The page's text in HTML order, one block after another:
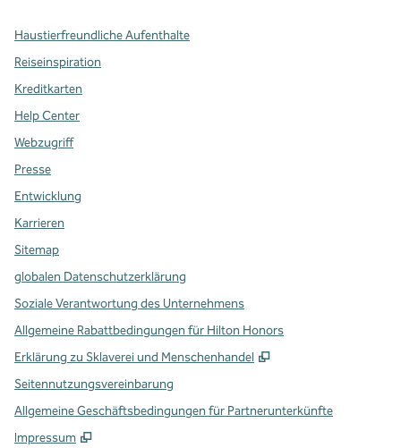
Haustierfreundliche Aufenthalte
Reiseinspiration
Kreditkarten
Help Center
Webzugriff
Presse
Entwicklung
Karrieren
Sitemap
globalen Datenschutzerklärung
Soziale Verantwortung des Unternehmens
Allgemeine Rabattbedingungen für Hilton Honors
Erklärung zu Sklaverei und Menschenhandel
,
Seitennutzungsvereinbarung
Allgemeine Geschäftsbedingungen für Partnerunterkünfte
Impressum